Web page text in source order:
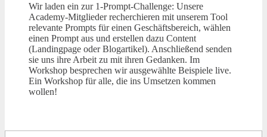
Wir laden ein zur 1-Prompt-Challenge: Unsere
Academy-Mitglieder recherchieren mit unserem Tool
relevante Prompts für einen Geschäftsbereich, wählen
einen Prompt aus und erstellen dazu Content
(Landingpage oder Blogartikel). Anschließend senden
sie uns ihre Arbeit zu mit ihren Gedanken. Im
Workshop besprechen wir ausgewählte Beispiele live.
Ein Workshop für alle, die ins Umsetzen kommen
wollen!